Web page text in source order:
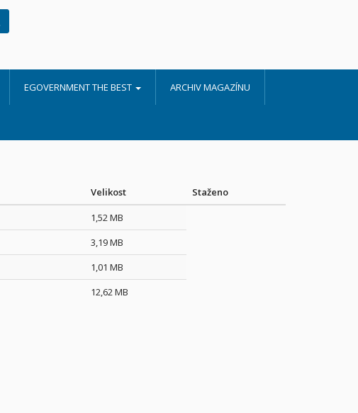
EGOVERNMENT THE BEST ARCHIV MAGAZÍNU
Velikost
Staženo
1,52 MB
3,19 MB
1,01 MB
12,62 MB